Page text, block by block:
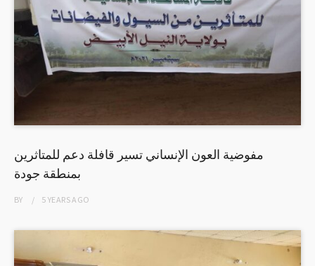
مفوضية العون الإنساني تسير قافلة دعم للمتاثرين
بمنطقة جودة
BY 5 YEARSAGO